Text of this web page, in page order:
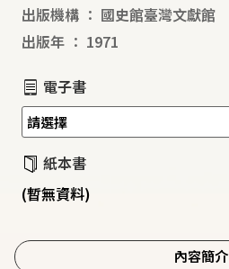
出版機構 ： 國史館臺灣文獻館
出版年 ： 1971
電子書
紙本書
(暫無資料)
內容簡介